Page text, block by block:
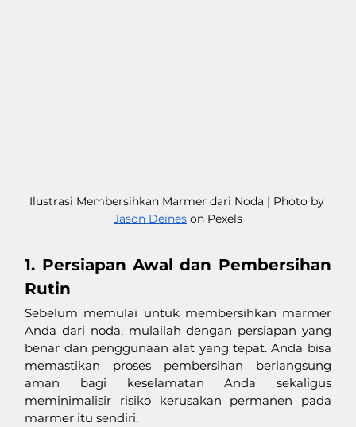
Ilustrasi Membersihkan Marmer dari Noda | Photo by
Jason Deines on Pexels
1. Persiapan Awal dan Pembersihan
Rutin
Sebelum memulai untuk membersihkan marmer
Anda dari noda, mulailah dengan persiapan yang
benar dan penggunaan alat yang tepat. Anda bisa
memastikan proses pembersihan berlangsung
aman bagi keselamatan Anda sekaligus
meminimalisir risiko kerusakan permanen pada
marmer itu sendiri.